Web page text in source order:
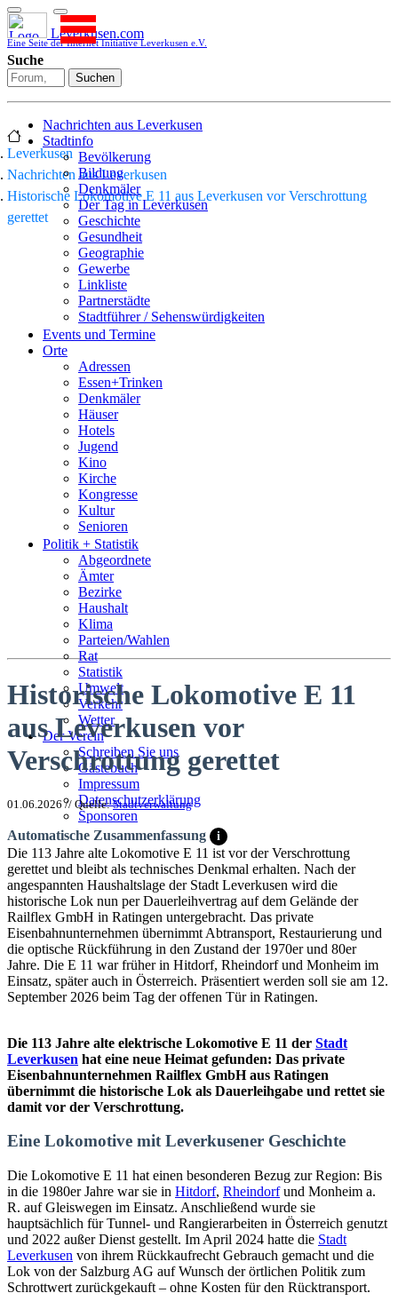
Leverkusen.com
Eine Seite der Internet Initiative Leverkusen e.V.
Suche
Suchen
Nachrichten aus Leverkusen
Stadtinfo
Bevölkerung
Bildung
Denkmäler
Der Tag in Leverkusen
Geschichte
Gesundheit
Geographie
Gewerbe
Linkliste
Partnerstädte
Stadtführer / Sehenswürdigkeiten
Stadtplan
Sport
Who is who
Wohnen
Events und Termine
Orte
Adressen
Essen+Trinken
Denkmäler
Häuser
Hotels
Jugend
Kino
Kirche
Kongresse
Kultur
Senioren
Stadtführer
Straßen
Politik + Statistik
Abgeordnete
Ämter
Bezirke
Haushalt
Klima
Parteien/Wahlen
Rat
Statistik
Umwelt
Verkehr
Wetter
Der Verein
Schreiben Sie uns
Gästebuch
Impressum
Datenschutzerklärung
Sponsoren
Leverkusen
Nachrichten aus Leverkusen
Historische Lokomotive E 11 aus Leverkusen vor Verschrottung
gerettet
Historische Lokomotive E 11
aus Leverkusen vor
Verschrottung gerettet
01.06.2026 // Quelle:Stadtverwaltung
Automatische Zusammenfassung i
Die 113 Jahre alte Lokomotive E 11 ist vor der Verschrottung
gerettet und bleibt als technisches Denkmal erhalten. Nach der
angespannten Haushaltslage der Stadt Leverkusen wird die
historische Lok nun per Dauerleihvertrag auf dem Gelände der
Railflex GmbH in Ratingen untergebracht. Das private
Eisenbahnunternehmen übernimmt Abtransport, Restaurierung und
die optische Rückführung in den Zustand der 1970er und 80er
Jahre. Die E 11 war früher in Hitdorf, Rheindorf und Monheim im
Einsatz, später auch in Österreich. Präsentiert werden soll sie am 12.
September 2026 beim Tag der offenen Tür in Ratingen.
Die 113 Jahre alte elektrische Lokomotive E 11 der Stadt
Leverkusen hat eine neue Heimat gefunden: Das private
Eisenbahnunternehmen Railflex GmbH aus Ratingen
übernimmt die historische Lok als Dauerleihgabe und rettet sie
damit vor der Verschrottung.
Eine Lokomotive mit Leverkusener Geschichte
Die Lokomotive E 11 hat einen besonderen Bezug zur Region: Bis
in die 1980er Jahre war sie in Hitdorf, Rheindorfund Monheim a.
R. auf Gleiswegen im Einsatz. Anschließend wurde sie
hauptsächlich für Tunnel- und Rangierarbeiten in Österreich genutzt
und 2022 außer Dienst gestellt. Im April 2024 hatte die Stadt
Leverkusen von ihrem Rückkaufrecht Gebrauch gemacht und die
Lok von der Salzburg AG auf Wunsch der örtlichen Politik zum
Schrottwert zurückgekauft – ohne Kosten für den Rücktransport.